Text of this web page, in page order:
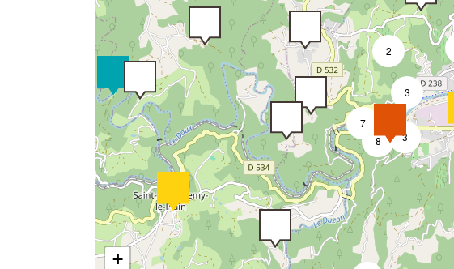
7
2
3
3
8
+